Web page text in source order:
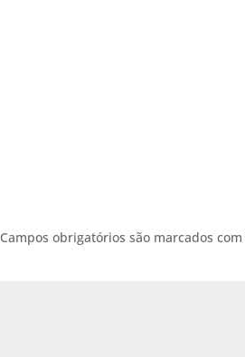
Campos obrigatórios são marcados com